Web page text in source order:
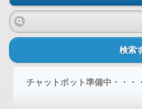
検索
チャットボット準備中・・・・